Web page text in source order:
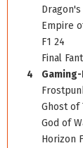
Empire
F1 24
Final
4
Ghost of
God of
Horizon